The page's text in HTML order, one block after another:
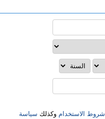
شروط الاستخدام وكذلك سياسة